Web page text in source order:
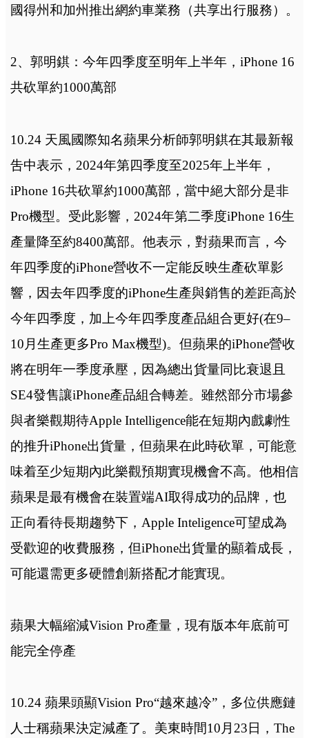
國得州和加州推出網約車業務（共享出行服務）。
2、郭明錤：今年四季度至明年上半年，iPhone 16
共砍單約1000萬部
10.24 天風國際知名蘋果分析師郭明錤在其最新報
吿中表示，2024年第四季度至2025年上半年，
iPhone 16共砍單約1000萬部，當中絕大部分是非
Pro機型。受此影響，2024年第二季度iPhone 16生
產量降至約8400萬部。他表示，對蘋果而言，今
年四季度的iPhone營收不一定能反映生產砍單影
響，因去年四季度的iPhone生產與銷售的差距高於
今年四季度，加上今年四季度產品組合更好(在9–
10月生產更多Pro Max機型)。但蘋果的iPhone營收
將在明年一季度承壓，因為總出貨量同比衰退且
SE4發售讓iPhone產品組合轉差。雖然部分市場參
與者樂觀期待Apple Intelligence能在短期內戲劇性
的推升iPhone出貨量，但蘋果在此時砍單，可能意
味着至少短期內此樂觀預期實現機會不高。他相信
蘋果是最有機會在裝置端AI取得成功的品牌，也
正向看待長期趨勢下，Apple Inteligence可望成為
受歡迎的收費服務，但iPhone出貨量的顯着成長，
可能還需更多硬體創新搭配才能實現。
蘋果大幅縮減Vision Pro產量，現有版本年底前可
能完全停產
10.24 蘋果頭顯Vision Pro“越來越冷”，多位供應鏈
人士稱蘋果決定減產了。美東時間10月23日，The